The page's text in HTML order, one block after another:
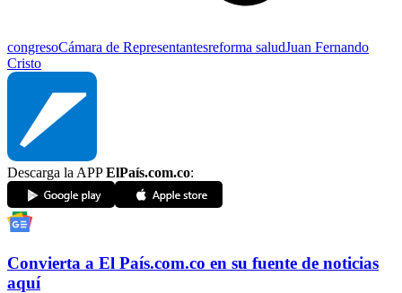
congresoCámara de Representantesreforma saludJuan Fernando
Cristo
Descarga la APPElPaís.com.co:
Convierta a El País.com.co en su fuente de noticias
aquí